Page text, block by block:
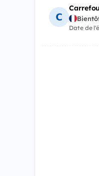
Date de